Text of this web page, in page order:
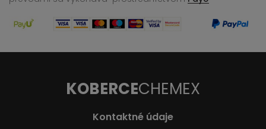
KOBERCECHEMEX
Kontaktné údaje